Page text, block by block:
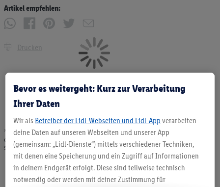
Artikel empfehlen:
Drucken
* Angebote solange Vorrat. Abgabe nur in haushaltsüblichen Mengen. Verkauf
ohne Dekoration. Die hier beworbenen Produkte, vor allem NonFood-Produkte,
sind nicht alle dauerhaft im Sortiment. Abbildungen ähnlich.
Bevor es weitergeht: Kurz zur Verarbeitung
Ihrer Daten
Wir als Betreiber der Lidl-Webseiten und Lidl-App verarbeiten
deine Daten auf unseren Webseiten und unserer App
(gemeinsam: „Lidl-Dienste“) mittels verschiedener Techniken,
mit denen eine Speicherung und ein Zugriff auf Informationen
in deinem Endgerät erfolgt. Diese sind teilweise technisch
notwendig oder werden mit deiner Zustimmung für